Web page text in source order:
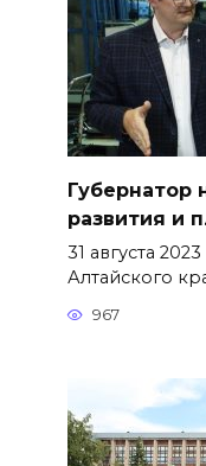
Губернатор
развития и
31 августа
Алтайского
967